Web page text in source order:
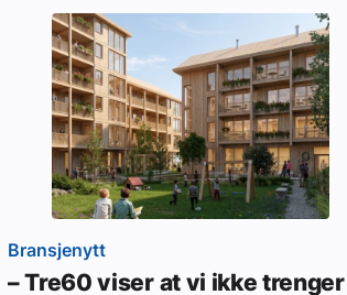
Bransjenytt
– Tre60 viser at vi ikke trenger